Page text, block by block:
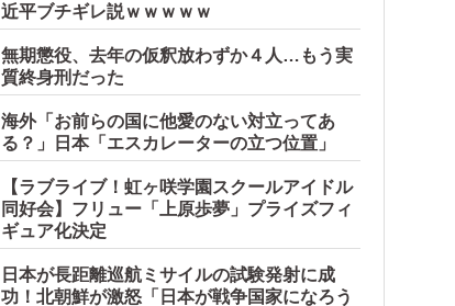
近平ブチギレ説ｗｗｗｗｗ
無期懲役、去年の仮釈放わずか４人…もう実
質終身刑だった
海外「お前らの国に他愛のない対立ってあ
る？」日本「エスカレーターの立つ位置」
【ラブライブ！虹ヶ咲学園スクールアイドル
同好会】フリュー「上原歩夢」プライズフィ
ギュア化決定
日本が長距離巡航ミサイルの試験発射に成
功！北朝鮮が激怒「日本が戦争国家になろう